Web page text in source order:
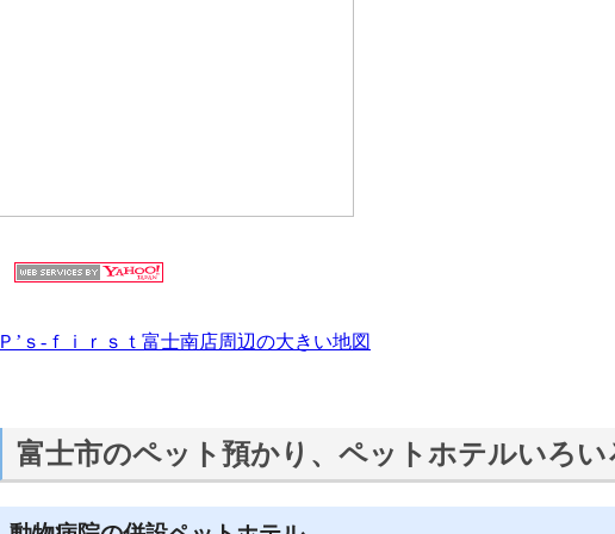
Ｐ’ｓ‐ｆｉｒｓｔ富士南店周辺の大きい地図
富士市のペット預かり、ペットホテルいろい